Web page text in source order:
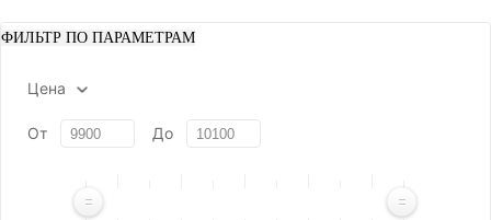
ФИЛЬТР ПО ПАРАМЕТРАМ
Цена
От До